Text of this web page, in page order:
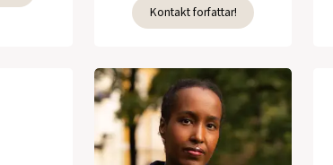
Kontakt forfattar!